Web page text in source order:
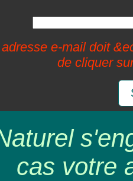
e-mail doit
de cliquer
cas votre